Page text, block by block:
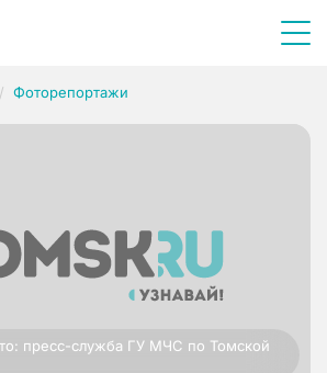
Фоторепортажи
пресс-служба ГУ МЧС по Томской